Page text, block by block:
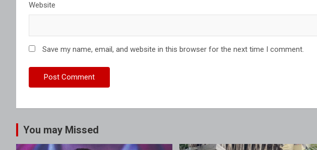
Website
Save my name, email, and website in this browser for the next time I comment.
You may Missed